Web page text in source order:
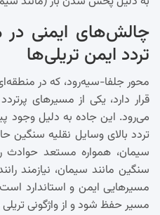
چالش‌های ایمنی
تردد ایمن تریلی‌ها
محور جلفا-سیه‌رود، که در
قرار دارد، یکی از مسیرهای
می‌رود. این جاده به دلیل وجود
تردد بالای وسایل نقلیه سنگین
سیمان، همواره مستعد حوادث
سنگین مانند سیمان، نیازمند
مسیرهایی ایمن و استاندارد است
مسیر حفظ شود و از واژگونی